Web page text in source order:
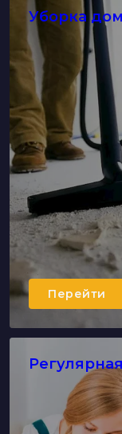
Уборка
Перейти